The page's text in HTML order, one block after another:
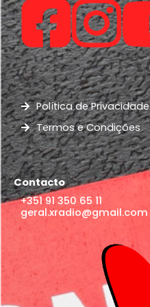
Política de Privacidade
Termos e Condições
Contacto
+351 91 350 65 11
geral.xradio@gmail.com